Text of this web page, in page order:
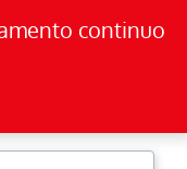
continuo